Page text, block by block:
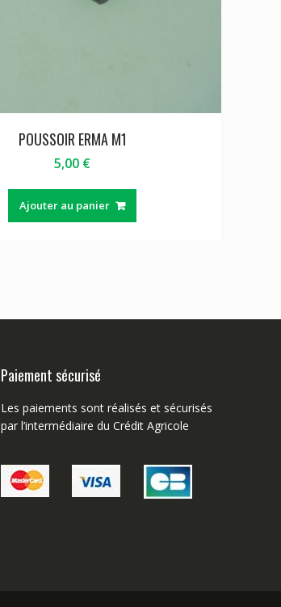
POUSSOIR ERMA M1
5,00 €
Ajouter au panier
Paiement sécurisé
Les paiements sont réalisés et sécurisés
par l’intermédiaire du Crédit Agricole